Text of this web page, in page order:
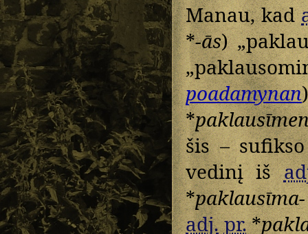
Manau, kad
*-ās)
poadamynan
*
šis –
vedinį iš
*paklausīma-
adj. pr.*